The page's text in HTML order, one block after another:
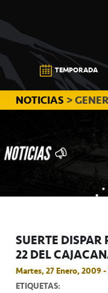
a
la
navegación
principal
al
contenido
principal
a
la
barra
lateral
principal
CB
CANARIAS
TEMPORADA
NOTICIAS >
SUERTE DISPAR
22 DEL
Martes, 27 Enero, 2009 -
ETIQUETAS: